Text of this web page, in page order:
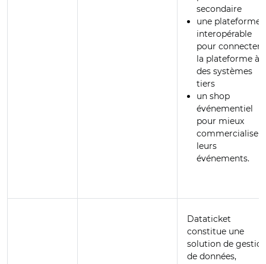
secondaire
une plateforme
interopérable
pour connecter
la plateforme à
des systèmes
tiers
un shop
événementiel
pour mieux
commercialiser
leurs
événements.
Dataticket
constitue une
solution de
de données,